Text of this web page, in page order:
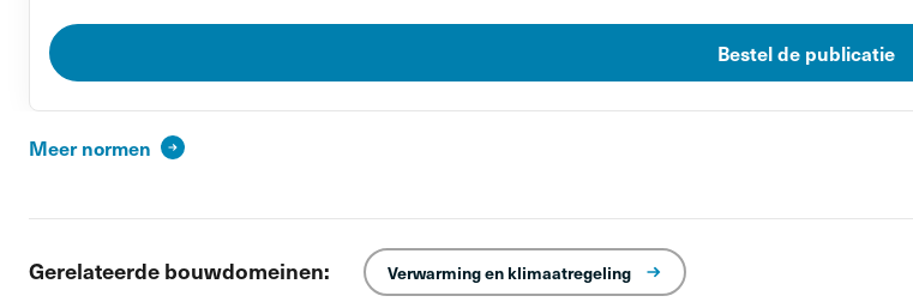
Bestel de publicatie
Meer normen
Gerelateerde bouwdomeinen: Verwarming en klimaatregeling